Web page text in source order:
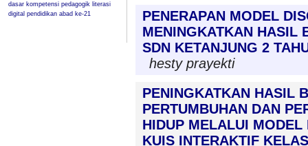
dasar kompetensi pedagogik literasi
digital pendidikan abad ke-21
PENERAPAN MODEL
MENINGKATKAN HASIL
SDN KETANJUNG 2
hesty prayekti
PENINGKATKAN HASIL
PERTUMBUHAN DAN
HIDUP MELALUI
KUIS INTERAKTIF